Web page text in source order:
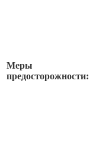
Меры
предосторожности: